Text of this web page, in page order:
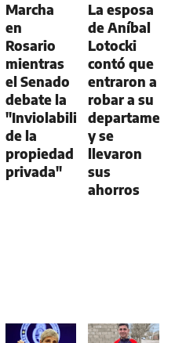
Marcha
en
Rosario
mientras
el Senado
debate la
"Inviolabilidad
de la
propiedad
privada"
La esposa
de Aníbal
Lotocki
contó que
entraron a
robar a su
y se
llevaron
sus
ahorros